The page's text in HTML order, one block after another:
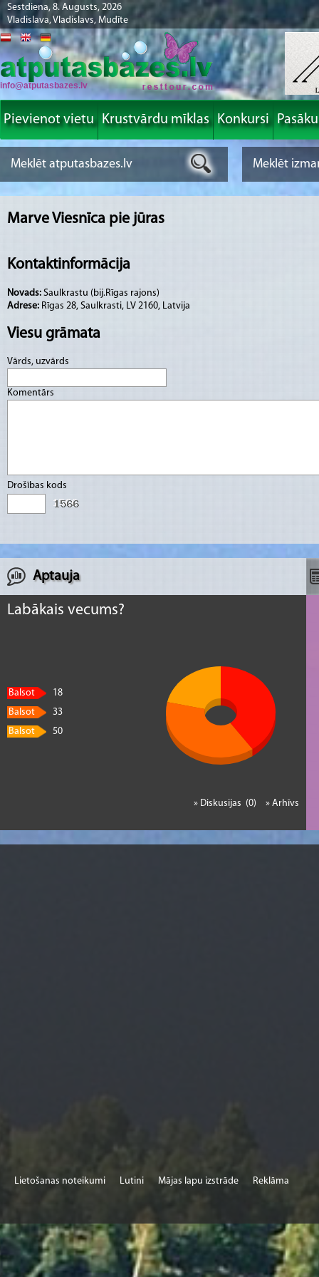
Sestdiena, 8. Augusts, 2026
Vladislava, Vladislavs, Mudīte
info@atputasbazes.lv
Pievienot vietu Krustvārdu mīklas Konkursi
Marve Viesnīca pie jūras
Kontaktinformācija
Novads: Saulkrastu (bij.Rīgas rajons)
Adrese: Rīgas 28, Saulkrasti, LV 2160, Latvija
Viesu grāmata
Vārds, uzvārds
Komentārs
Drošības kods
Aptauja
Labākais vecums?
Balsot
18
Balsot
33
Balsot
50
» Arhīvs
» Diskusijas (0)
Lietošanas noteikumi Lutini Mājas lapu izstrāde Reklāma